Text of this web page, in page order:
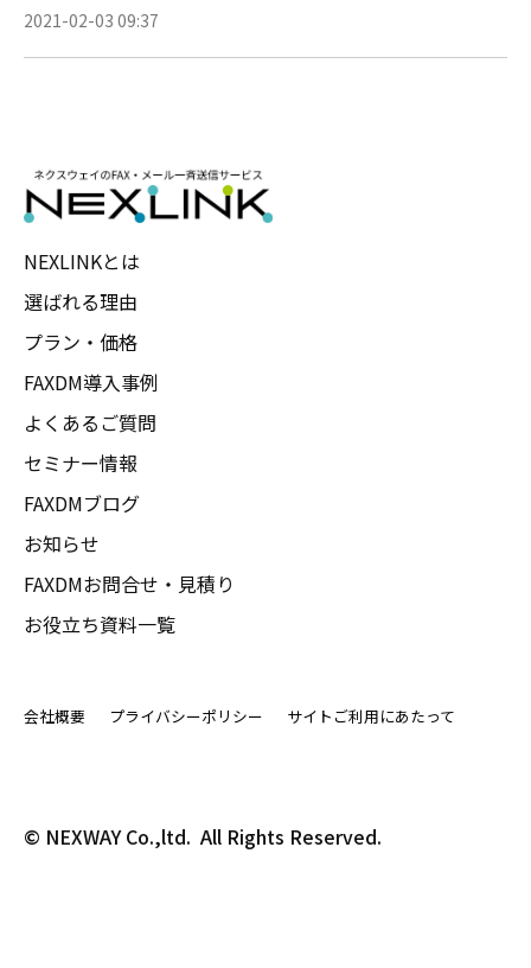
2021-02-03 09:37
NEXLINKとは
選ばれる理由
プラン・価格
FAXDM導入事例
よくあるご質問
セミナー情報
FAXDMブログ
お知らせ
FAXDMお問合せ・見積り
お役立ち資料一覧
会社概要 プライバシーポリシー サイトご利用にあたって
© NEXWAY Co.,ltd.  All Rights Reserved.